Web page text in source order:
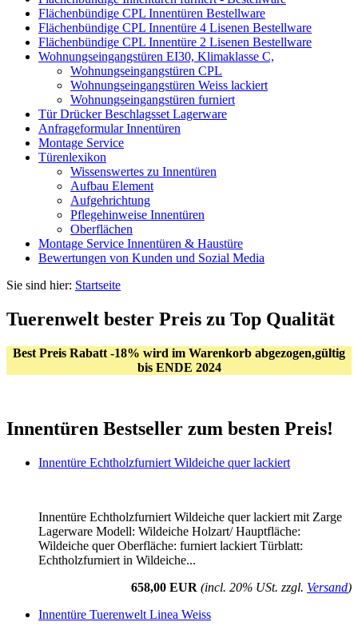
Flächenbündige CPL Innentüren Bestellware
Flächenbündige CPL Innentüre 4 Lisenen Bestellware
Flächenbündige CPL Innentüre 2 Lisenen Bestellware
Wohnungseingangstüren EI30, Klimaklasse C,
Wohnungseingangstüren CPL
Wohnungseingangstüren Weiss lackiert
Wohnungseingangstüren furniert
Tür Drücker Beschlagsset Lagerware
Anfrageformular Innentüren
Montage Service
Türenlexikon
Wissenswertes zu Innentüren
Aufbau Element
Aufgehrichtung
Pflegehinweise Innentüren
Oberflächen
Montage Service Innentüren & Haustüre
Bewertungen von Kunden und Sozial Media
Sie sind hier: Startseite
Tuerenwelt bester Preis zu Top Qualität
Best Preis Rabatt -18% wird im Warenkorb abgezogen,gültig
bis ENDE 2024
Innentüren Bestseller zum besten Preis!
Innentüre Echtholzfurniert Wildeiche quer lackiert
Innentüre Echtholzfurniert Wildeiche quer lackiert mit Zarge
Lagerware Modell: Wildeiche Holzart/ Hauptfläche:
Wildeiche quer Oberfläche: furniert lackiert Türblatt:
Echtholzfurniert in Wildeiche...
658,00 EUR (incl. 20% USt. zzgl. Versand)
Innentüre Tuerenwelt Linea Weiss